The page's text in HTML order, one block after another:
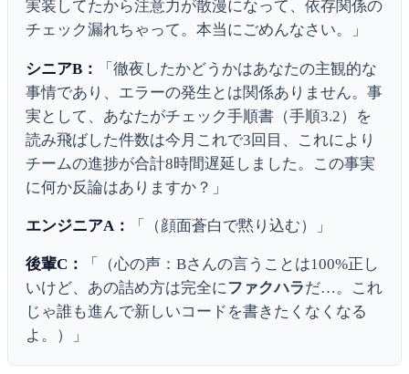
実装してたから注意力が散漫になって、依存関係の
チェック漏れちゃって。本当にごめんなさい。」
シニアB：
「徹夜したかどうかはあなたの主観的な
事情であり、エラーの発生とは関係ありません。事
実として、あなたがチェック手順書（手順3.2）を
読み飛ばした件数は今月これで3回目、これにより
チームの進捗が合計8時間遅延しました。この事実
に何か反論はありますか？」
エンジニアA： 「（顔面蒼白で黙り込む）」
後輩C：
「（心の声：Bさんの言うことは100%正し
いけど、あの詰め方は完全にファクハラだ…。これ
じゃ誰も進んで新しいコードを書きたくなくなる
よ。）」